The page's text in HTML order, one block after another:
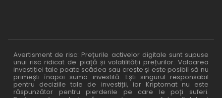
Avertisment de risc: Prețurile activelor digitale sunt supuse
unui risc ridicat de piață și volatilității prețurilor. Valoarea
investiției tale poate scădea sau crește și este posibil să nu
primești înapoi suma investită. Ești singurul responsabil
pentru deciziile tale de investiții, iar Kriptomat nu este
răspunzător pentru pierderile pe care le poți suferi.